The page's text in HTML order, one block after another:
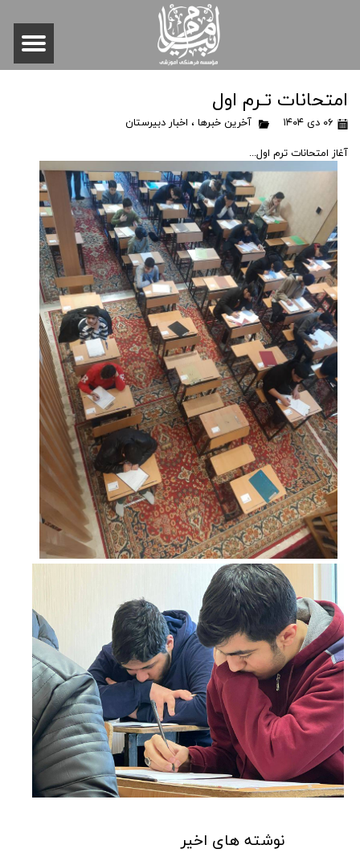
امتحانات تـرم اول
۰۶ دی ۱۴۰۴ آخرین خبرها ، اخبار دبیرستان
آغاز امتحانات ترم اول...
نوشته های اخیر